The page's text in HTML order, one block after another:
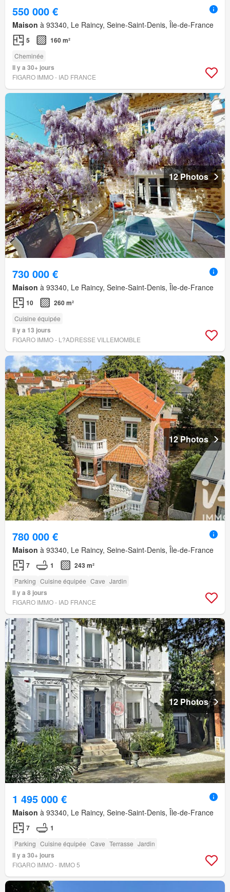
550 000 €
Maison à 93340, Le Raincy, Seine-Saint-Denis, Île-de-France
5 160 m²
Cheminée
Il y a 30+ jours
FIGARO IMMO - IAD FRANCE
12 Photos
730 000 €
Maison à 93340, Le Raincy, Seine-Saint-Denis, Île-de-France
10 260 m²
Cuisine équipée
Il y a 13 jours
FIGARO IMMO - L?ADRESSE VILLEMOMBLE
12 Photos
780 000 €
Maison à 93340, Le Raincy, Seine-Saint-Denis, Île-de-France
7 1 243 m²
Parking Cuisine équipée Cave Jardin
Il y a 8 jours
FIGARO IMMO - IAD FRANCE
12 Photos
1 495 000 €
Maison à 93340, Le Raincy, Seine-Saint-Denis, Île-de-France
7 1
Parking Cuisine équipée Cave Terrasse Jardin
Il y a 30+ jours
FIGARO IMMO - IMMO 5